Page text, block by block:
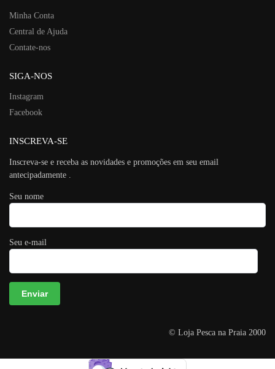
Minha Conta
Central de Ajuda
Contate-nos
SIGA-NOS
Instagram
Facebook
INSCREVA-SE
Inscreva-se e receba as novidades e promoções em seu email
antecipadamente .
Seu nome
Seu e-mail
© Loja Pesca na Praia 2000